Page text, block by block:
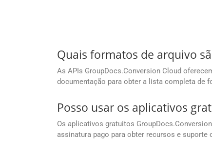
Quais formatos de arquivo
As APIs GroupDocs.Conversion Cloud
documentação para obter a lista completa de
Posso usar os aplicativos
Os aplicativos gratuitos
assinatura pago para obter recursos e suporte